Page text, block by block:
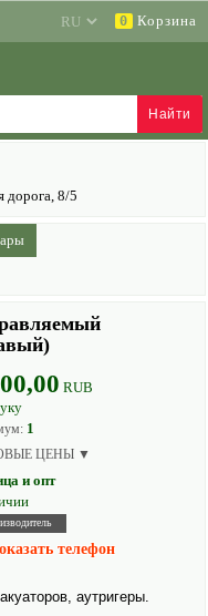
0 Корзина
дорога, 8/5
RUB
1
ЦЕНЫ ▼
и опт
телефон
аутригеры.